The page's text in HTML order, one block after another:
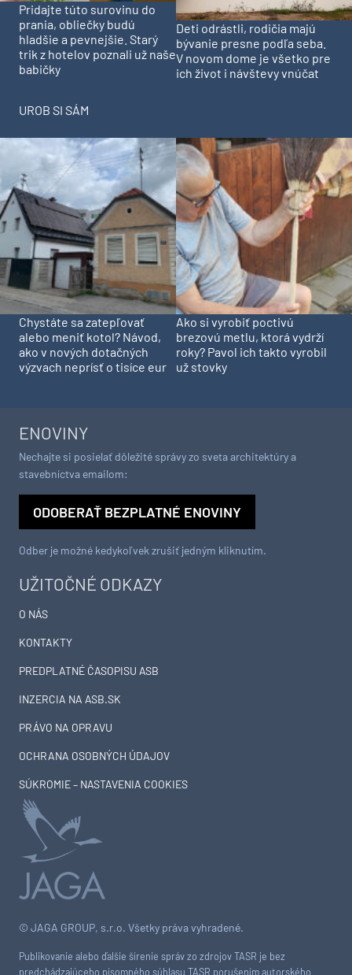
Pridajte túto surovinu do
prania, obliečky budú
hladšie a pevnejšie. Starý
trik z hotelov poznali už naše
babičky
Deti odrástli, rodičia majú
bývanie presne podľa seba.
V novom dome je všetko pre
ich život i návštevy vnúčat
UROB SI SÁM
Chystáte sa zatepľovať
alebo meniť kotol? Návod,
ako v nových dotačných
výzvach neprísť o tisíce eur
Ako si vyrobiť poctivú
brezovú metlu, ktorá vydrží
roky? Pavol ich takto vyrobil
už stovky
© JAGA GROUP, s.r.o. Všetky práva vyhradené.
Publikovanie alebo ďalšie šírenie správ zo zdrojov TASR je bez
predchádzajúceho písomného súhlasu TASR porušením autorského
UŽITOČNÉ ODKAZY
O NÁS
KONTAKTY
PREDPLATNÉ ČASOPISU ASB
INZERCIA NA ASB.SK
PRÁVO NA OPRAVU
OCHRANA OSOBNÝCH ÚDAJOV
SÚKROMIE – NASTAVENIA COOKIES
ENOVINY
Nechajte si posielať dôležité správy zo sveta architektúry a
stavebníctva emailom:
ODOBERAŤ BEZPLATNÉ ENOVINY
Odber je možné kedykoľvek zrušiť jedným kliknutím.